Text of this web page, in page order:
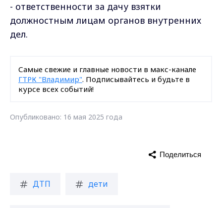
- ответственности за дачу взятки
должностным лицам органов внутренних
дел.
Самые свежие и главные новости в макс-канале
ГТРК "Владимир". Подписывайтесь и будьте в
курсе всех событий!
Опубликовано: 16 мая 2025 года
ДТП дети
Поделиться